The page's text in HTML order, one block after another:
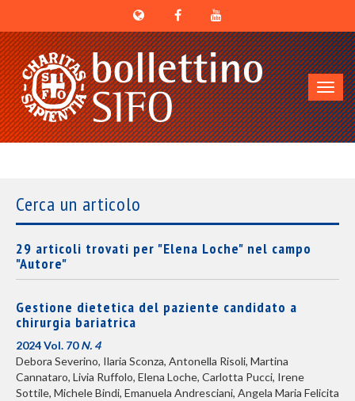
Cerca un articolo
29 articoli trovati per "Elena Loche" nel campo
"Autore"
Gestione dietetica del paziente candidato a
chirurgia bariatrica
2024 Vol. 70N. 4
Debora Severino, Ilaria Sconza, Antonella Risoli, Martina
Cannataro, Livia Ruffolo, Elena Loche, Carlotta Pucci, Irene
Sottile, Michele Bindi, Emanuela Andresciani, Angela Maria Felicita